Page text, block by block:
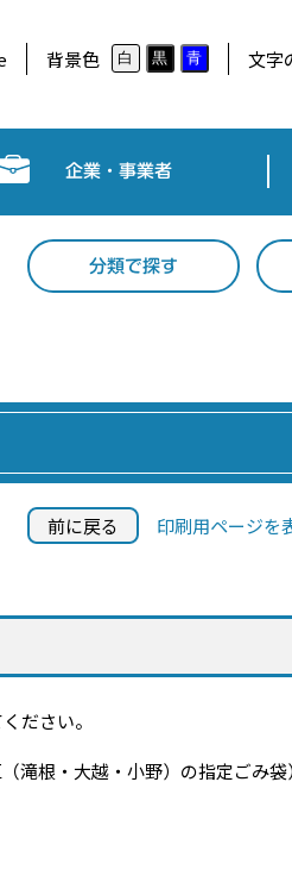
背景色 白 黒 青 文字
企業・事業者
分類で探す
前に戻る 印刷用ページを
ださい。
根・大越・小野）の指定ごみ袋